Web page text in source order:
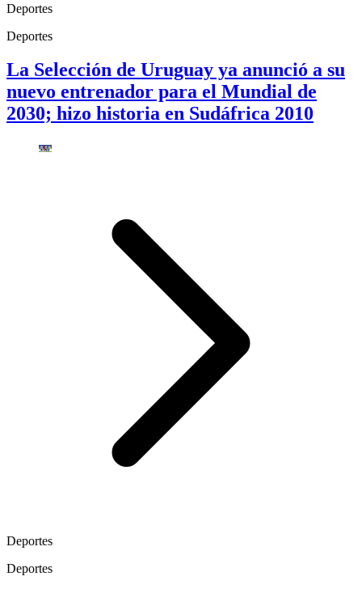
Deportes
Deportes
La Selección de Uruguay ya anunció a su
nuevo entrenador para el Mundial de
2030; hizo historia en Sudáfrica 2010
Deportes
Deportes